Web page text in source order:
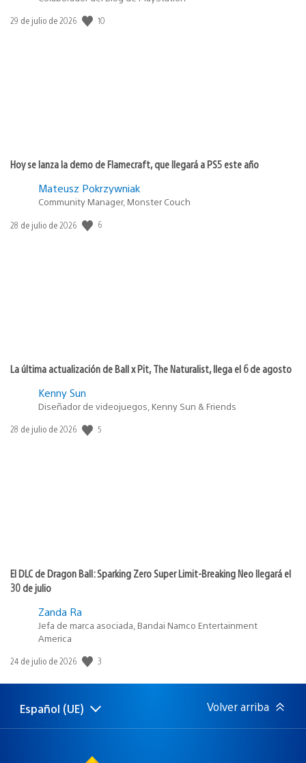
Fecha
29 de julio de 2026 10
Hoy se lanza la demo de Flamecraft, que llegará a PS5 este año
Mateusz Pokrzywniak
Community Manager, Monster Couch
Fecha
28 de julio de 2026 6
La última actualización de Ball x Pit, The Naturalist, llega el 6 de agosto
Kenny Sun
Diseñador de videojuegos, Kenny Sun & Friends
Fecha
28 de julio de 2026 5
El DLC de Dragon Ball: Sparking Zero Super Limit-Breaking Neo llegará el
30 de julio
Zanda Ra
Jefa de marca asociada, Bandai Namco Entertainment
America
Fecha
publicación:
24 de julio de 2026 3
Selecciona
una
Región
actual:
Español (UE) Volver arriba